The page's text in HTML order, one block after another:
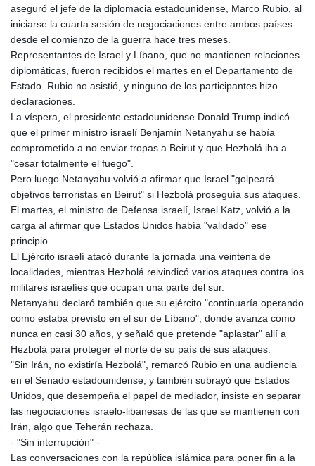
aseguró el jefe de la diplomacia estadounidense, Marco Rubio, al
iniciarse la cuarta sesión de negociaciones entre ambos países
desde el comienzo de la guerra hace tres meses.
Representantes de Israel y Líbano, que no mantienen relaciones
diplomáticas, fueron recibidos el martes en el Departamento de
Estado. Rubio no asistió, y ninguno de los participantes hizo
declaraciones.
La víspera, el presidente estadounidense Donald Trump indicó
que el primer ministro israelí Benjamín Netanyahu se había
comprometido a no enviar tropas a Beirut y que Hezbolá iba a
"cesar totalmente el fuego".
Pero luego Netanyahu volvió a afirmar que Israel "golpeará
objetivos terroristas en Beirut" si Hezbolá proseguía sus ataques.
El martes, el ministro de Defensa israelí, Israel Katz, volvió a la
carga al afirmar que Estados Unidos había "validado" ese
principio.
El Ejército israelí atacó durante la jornada una veintena de
localidades, mientras Hezbolá reivindicó varios ataques contra los
militares israelíes que ocupan una parte del sur.
Netanyahu declaró también que su ejército "continuaría operando
como estaba previsto en el sur de Líbano", donde avanza como
nunca en casi 30 años, y señaló que pretende "aplastar" allí a
Hezbolá para proteger el norte de su país de sus ataques.
"Sin Irán, no existiría Hezbolá", remarcó Rubio en una audiencia
en el Senado estadounidense, y también subrayó que Estados
Unidos, que desempeña el papel de mediador, insiste en separar
las negociaciones israelo-libanesas de las que se mantienen con
Irán, algo que Teherán rechaza.
- "Sin interrupción" -
Las conversaciones con la república islámica para poner fin a la